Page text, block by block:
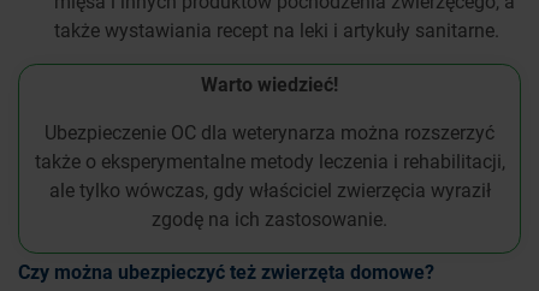
także wystawiania recept na leki i artykuły sanitarne.
Warto wiedzieć!
Ubezpieczenie OC dla weterynarza można rozszerzyć
także o eksperymentalne metody leczenia i rehabilitacji,
ale tylko wówczas, gdy właściciel zwierzęcia wyraził
zgodę na ich zastosowanie.
Czy można ubezpieczyć też zwierzęta domowe?